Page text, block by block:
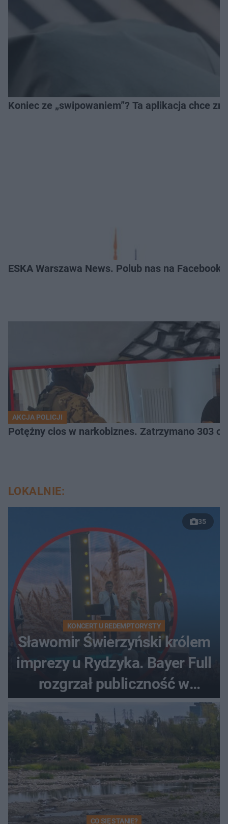
Koniec ze „swipowaniem”? Ta aplikacja chce
ESKA Warszawa News. Polub nas na
AKCJA POLICJI
Potężny cios
LOKALNIE:
35
KONCERT U REDEMPTORYSTY
Sławomir Świerzyński królem
imprezy u Rydzyka. Bayer Full
rozgrzał publiczność w
Toruniu
CO SIĘ STANIE?